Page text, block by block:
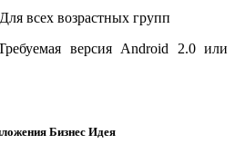
Для всех возрастных групп
версия Android 2.0 или
Бизнес Идея